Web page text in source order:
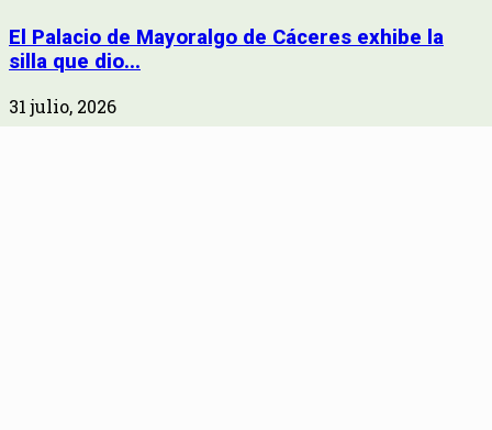
El Palacio de Mayoralgo de Cáceres exhibe la
silla que dio...
31 julio, 2026